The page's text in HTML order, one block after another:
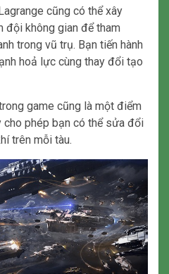
cũng có thể xây
đội không gian để tham
trong vũ trụ. Bạn tiến hành
hoả lực cùng thay đổi tạo
game cũng là một điểm
cho phép bạn có thể sửa đổi
trên mỗi tàu.